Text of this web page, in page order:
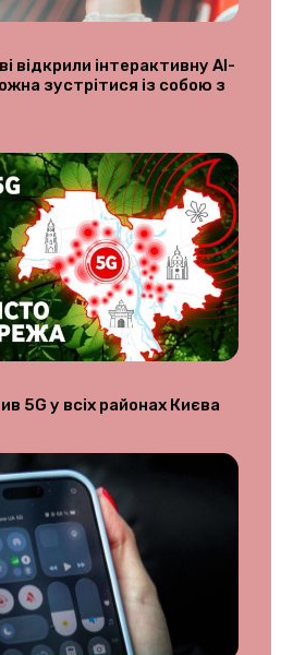
відкрили інтерактивну AI-
зустрітися із собою з
5G у всіх районах Києва